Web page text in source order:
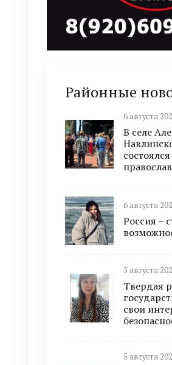
Районные
6 августа
В селе
состоялся
6 августа
Россия –
5 августа
Твердая
свои
5 августа